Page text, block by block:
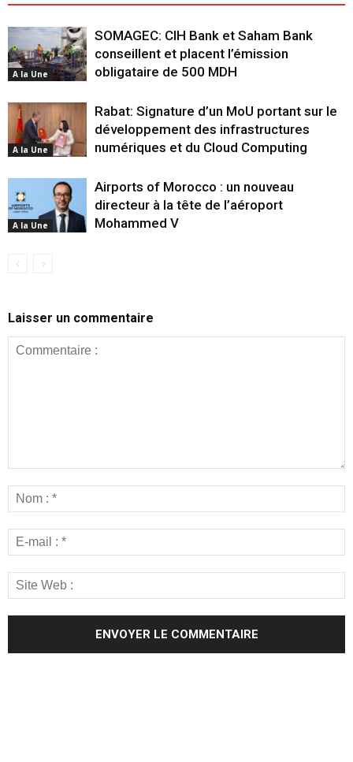
A la Une
SOMAGEC: CIH Bank et Saham Bank
conseillent et placent l’émission
obligataire de 500 MDH
A la Une
Rabat: Signature d’un MoU portant sur le
développement des infrastructures
numériques et du Cloud Computing
A la Une
Airports of Morocco : un nouveau
directeur à la tête de l’aéroport
Mohammed V
Laisser un commentaire